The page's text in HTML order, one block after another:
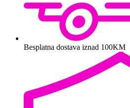
Besplatna dostava iznad 100KM